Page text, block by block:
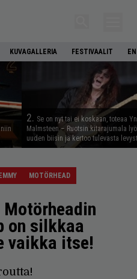
KUVAGALLERIA FESTIVAALIT
2. Se on nyt tai ei koskaan, toteaa
Malmsteen – Ruotsin kitarajumala
uuden biisin ja kertoo tulevasta
MOTÖRHEAD
on silkkaa
vaikka itse!